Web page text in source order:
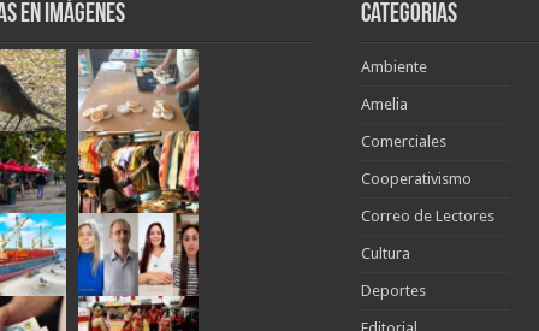
en Imágenes Categorias
Ambiente
Amelia
Comerciales
Cooperativismo
Correo de Lectores
Cultura
Deportes